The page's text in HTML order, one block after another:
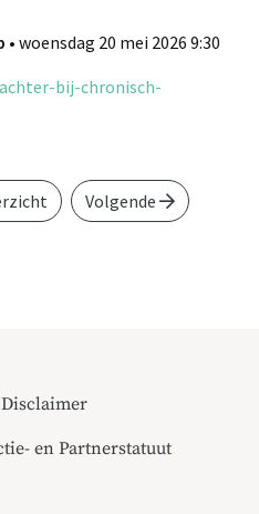
• woensdag 20 mei 2026 9:30
bij-chronisch-
Volgende
Disclaimer
en Partnerstatuut